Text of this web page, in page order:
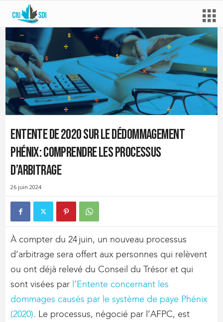
Entente de 2020 sur le dédommagement
Phénix : comprendre les processus
d’arbitrage
26 juin 2024
À compter du 24 juin, un nouveau processus
d’arbitrage sera offert aux personnes qui relèvent
ou ont déjà relevé du Conseil du Trésor et qui
sont visées par l’Entente concernant les
dommages causés par le système de paye Phénix
(2020). Le processus, négocié par l’AFPC, est